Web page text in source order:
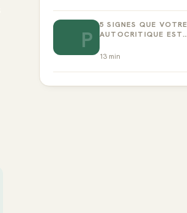
P
5 SIGNES QUE VOTRE
AUTOCRITIQUE EST
13 min